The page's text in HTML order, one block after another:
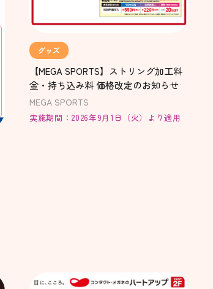
グッズ
【MEGA SPORTS】ストリング加工料
金・持ち込み料 価格改定のお知らせ
MEGA SPORTS
実施期間：2026年9月1日（火）より適用